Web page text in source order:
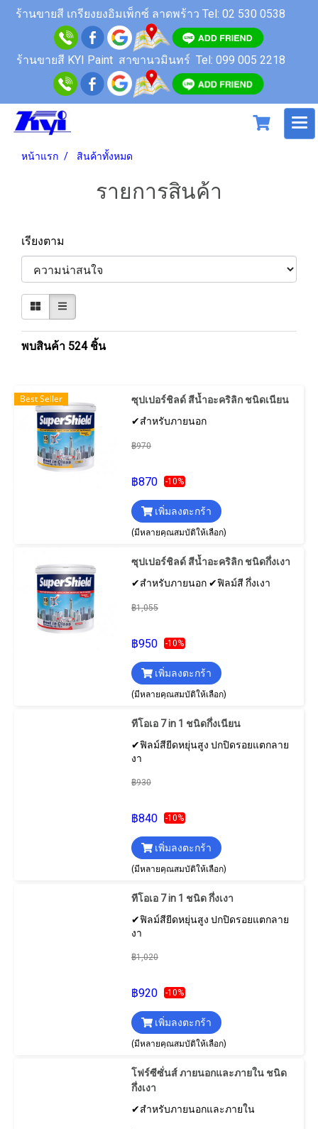
ร้านขายสี เกรียงยงอิมเพ็กซ์ ลาดพร้าว Tel: 02 530 0538
ร้านขายสี KYI Paint สาขานวมินทร์ Tel: 099 005 2218
หน้าแรก สินค้าทั้งหมด
รายการสินค้า
เรียงตาม
พบสินค้า 524 ชิ้น
Best Seller
ซุปเปอร์ชิลด์ สีน้ำอะคริลิก ชนิดเนียน
✔สำหรับภายนอก
฿970
฿870 -10%
เพิ่มลงตะกร้า
(มีหลายคุณสมบัติให้เลือก)
ซุปเปอร์ชิลด์ สีน้ำอะคริลิก ชนิดกึ่งเงา
✔สำหรับภายนอก ✔ฟิลม์สี กึ่งเงา
฿1,055
฿950 -10%
เพิ่มลงตะกร้า
(มีหลายคุณสมบัติให้เลือก)
ทีโอเอ 7 in 1 ชนิดกึ่งเนียน
✔ฟิลม์สียีดหยุ่นสูง ปกปิดรอยแตกลาย
งา
฿930
฿840 -10%
เพิ่มลงตะกร้า
(มีหลายคุณสมบัติให้เลือก)
ทีโอเอ 7 in 1 ชนิด กึ่งเงา
✔ฟิลม์สียีดหยุ่นสูง ปกปิดรอยแตกลาย
งา
฿1,020
฿920 -10%
เพิ่มลงตะกร้า
(มีหลายคุณสมบัติให้เลือก)
โฟร์ซีซั่นส์ ภายนอกและภายใน ชนิด
กึ่งเงา
✔สำหรับภายนอกและภายใน